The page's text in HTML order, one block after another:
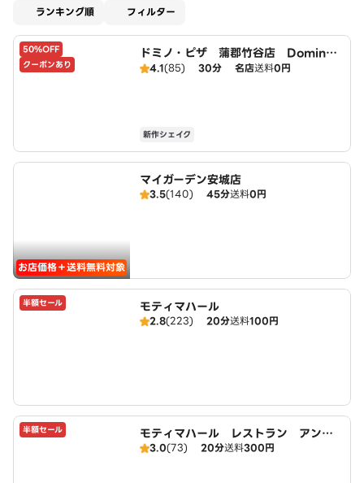
ランキング順 フィルター
50%OFF
クーポンあり
ドミノ・ピザ 蒲郡竹谷店 Domin
o's4.1(85) 30分 名店送料0円
新作シェイク
お店価格＋送料無料対象
マイガーデン安城店
3.5(140) 45分送料0円
半額セール モティマハール
2.8(223) 20分送料100円
半額セール
モティマハール レストラン アンド
バー
3.0(73) 20分送料300円